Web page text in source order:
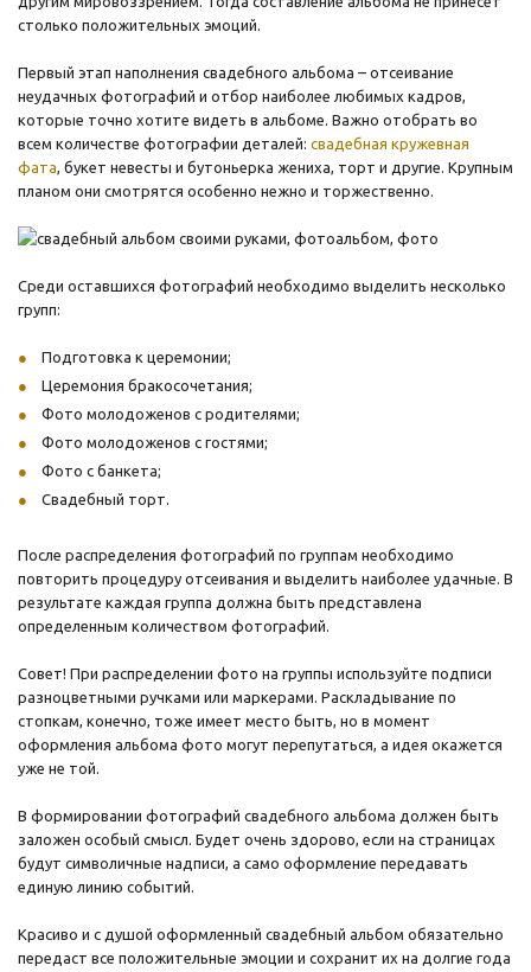
столько положительных эмоций.
Первый этап наполнения свадебного альбома – отсеивание
неудачных фотографий и отбор наиболее любимых кадров,
которые точно хотите видеть в альбоме. Важно отобрать во
всем количестве фотографии деталей: свадебная кружевная
фата, букет невесты и бутоньерка жениха, торт и другие. Крупным
планом они смотрятся особенно нежно и торжественно.
Среди оставшихся фотографий необходимо выделить несколько
групп:
Подготовка к церемонии;
Церемония бракосочетания;
Фото молодоженов с родителями;
Фото молодоженов с гостями;
Фото с банкета;
Свадебный торт.
После распределения фотографий по группам необходимо
повторить процедуру отсеивания и выделить наиболее удачные. В
результате каждая группа должна быть представлена
определенным количеством фотографий.
Совет! При распределении фото на группы используйте подписи
разноцветными ручками или маркерами. Раскладывание по
стопкам, конечно, тоже имеет место быть, но в момент
оформления альбома фото могут перепутаться, а идея окажется
уже не той.
В формировании фотографий свадебного альбома должен быть
заложен особый смысл. Будет очень здорово, если на страницах
будут символичные надписи, а само оформление передавать
единую линию событий.
Красиво и с душой оформленный свадебный альбом обязательно
передаст все положительные эмоции и сохранит их на долгие года